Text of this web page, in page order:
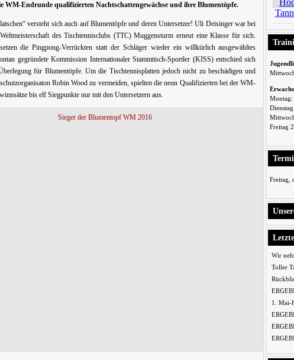
WM-Endrunde qualifizierten Nachtschattengewächse und ihre Blumentöpfe.
versteht sich auch auf Blumentöpfe und deren Untersetzer! Uli Deisinger war bei
des Tischtennisclubs (TTC) Muggensturm erneut eine Klasse für sich.
die Pingpong-Verrückten statt der Schläger wieder ein willkürlich ausgewähltes
gegründete Kommission Internationaler Stammtisch-Sportler (KISS) entschied sich
für Blumentöpfe. Um die Tischtennisplatten jedoch nicht zu beschädigen und
Robin Wood zu vermeiden, spielten die neun Qualifizierten bei der WM-
bis elf Siegpunkte nur mit den Untersetzern aus.
Freitag
Freitag,
Wir
Toller
1. Mai-